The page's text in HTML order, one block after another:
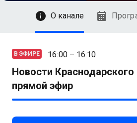
О канале
В ЭФИРЕ 16:00 – 16:10
Новости Краснодарского
прямой эфир